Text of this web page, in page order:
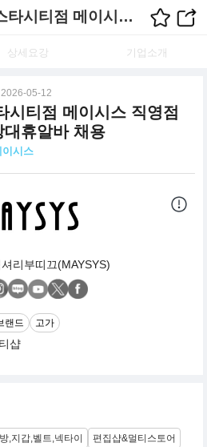
롯데백화점 건대스타시티점 메이시스 채용정보
상세요강 기업소개
05-12
시티점 메이시스 직영점
휴알바 채용
이시스
리부띠끄(MAYSYS)
랜드 고가
샵
,지갑,벨트,넥타이
편집샵&멀티스토어